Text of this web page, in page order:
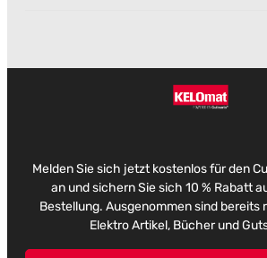
Melden Sie sich jetzt kostenlos für den
an und sichern Sie sich 10 % Rabatt
Bestellung. Ausgenommen sind bereits
Elektro Artikel, Bücher und